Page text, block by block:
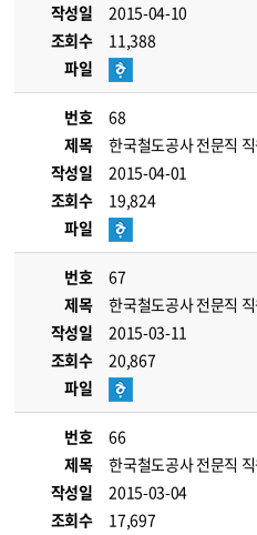
작성일
2015-04-10
조회수
11,388
파일
번호
68
제목
한국철도공사 전문직
작성일
2015-04-01
조회수
19,824
파일
번호
67
제목
한국철도공사 전문직
작성일
2015-03-11
조회수
20,867
파일
번호
66
제목
한국철도공사 전문직
작성일
2015-03-04
조회수
17,697